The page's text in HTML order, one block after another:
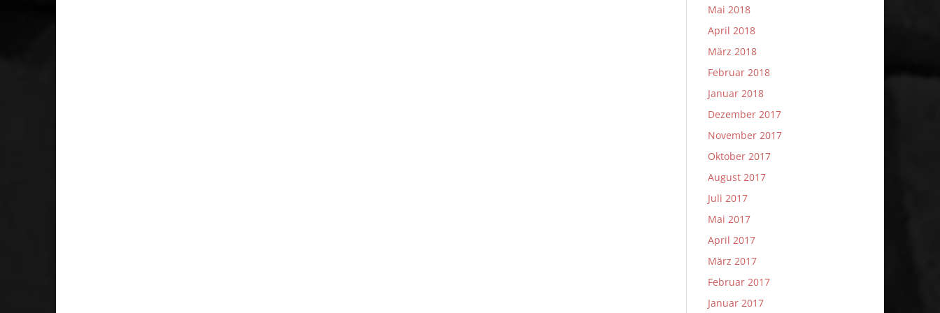
Mai 2018
April 2018
März 2018
Februar 2018
Januar 2018
Dezember 2017
November 2017
Oktober 2017
August 2017
Juli 2017
Mai 2017
April 2017
März 2017
Februar 2017
Januar 2017